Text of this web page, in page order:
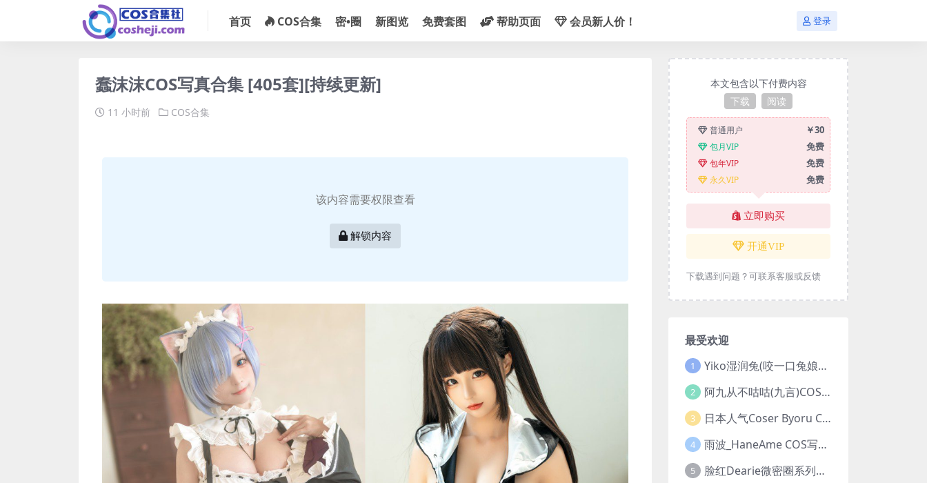
首页 COS合集 密•圈 新图览 免费套图 帮助页面 会员新人价！ 登录
蠢沫沫COS写真合集 [405套][持续更新]
11 小时前 COS合集
该内容需要权限查看
解锁内容
本文包含以下付费内容
下载
阅读
普通用户 ￥30
包月VIP 免费
包年VIP 免费
永久VIP 免费
立即购买
开通VIP
下载遇到问题？可联系客服或反馈
最受欢迎
1 Yiko湿润兔(咬一口兔娘ovo)COS写真合集 [281套][持续更新]
2 阿九从不咕咕(九言)COS写真合集 [98套][持续更新]
3 日本人气Coser Byoru COS写真合集 [342套][持续更新]
4 雨波_HaneAme COS写真合集 [550套][持续更新]
5 脸红Dearie微密圈系列图片&视频合集